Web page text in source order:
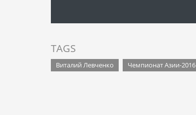
TAGS
Виталий Левченко Чемпионат Азии-2016